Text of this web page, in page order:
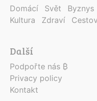
Domácí Svět Byznys
Kultura
Zdraví
Další
Podpořte nás ₿
Privacy policy
Kontakt